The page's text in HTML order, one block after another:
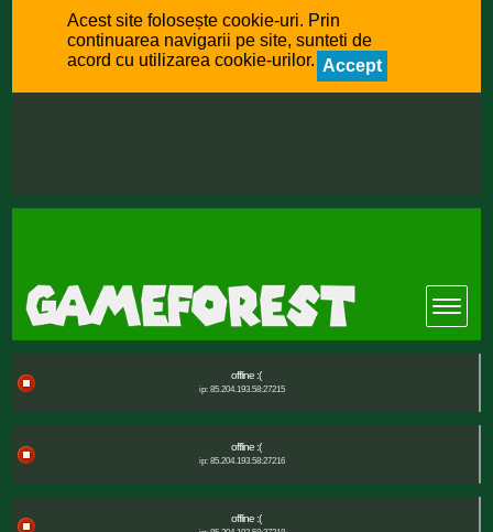
Acest site folosește cookie-uri. Prin
continuarea navigarii pe site, sunteti de
acord cu utilizarea cookie-urilor. Accept
offline :(
ip: 85.204.193.58:27215
offline :(
ip: 85.204.193.58:27216
offline :(